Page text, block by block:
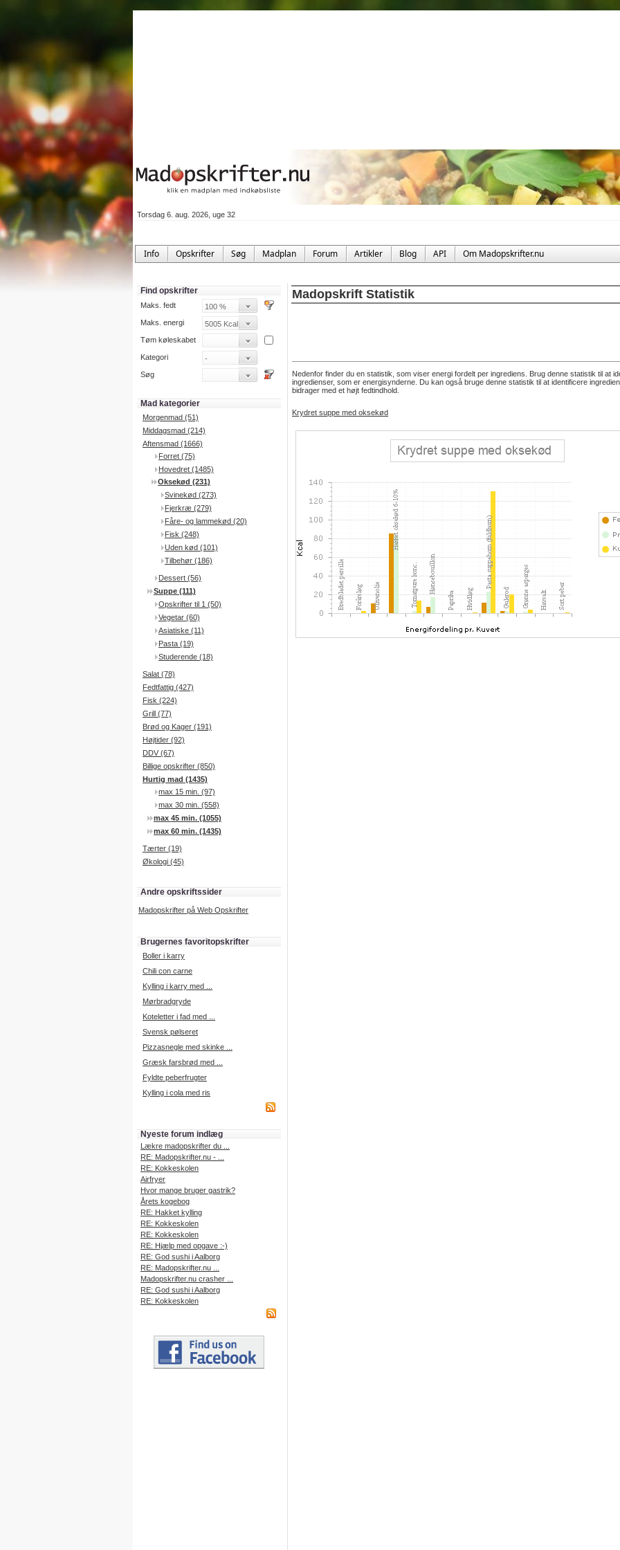
Torsdag 6. aug. 2026, uge 32
Info Opskrifter Søg Madplan Forum Artikler Blog API Om Madopskrifter.nu
Find opskrifter
Maks. fedt
Maks. energi
Tøm køleskabet
Kategori
Søg
Mad kategorier
Morgenmad (51)
Middagsmad (214)
Aftensmad (1666)
Forret (75)
Hovedret (1485)
Oksekød (231)
Svinekød (273)
Fjerkræ (279)
Fåre- og lammekød (20)
Fisk (248)
Uden kød (101)
Tilbehør (186)
Dessert (56)
Suppe (111)
Opskrifter til 1 (50)
Vegetar (60)
Asiatiske (11)
Pasta (19)
Studerende (18)
Salat (78)
Fedtfattig (427)
Fisk (224)
Grill (77)
Brød og Kager (191)
Højtider (92)
DDV (67)
Billige opskrifter (850)
Hurtig mad (1435)
max 15 min. (97)
max 30 min. (558)
max 45 min. (1055)
max 60 min. (1435)
Tærter (19)
Økologi (45)
Andre opskriftssider
Madopskrifter på Web Opskrifter
Brugernes favoritopskrifter
Boller i karry
Chili con carne
Kylling i karry med ...
Mørbradgryde
Koteletter i fad med ...
Svensk pølseret
Pizzasnegle med skinke ...
Græsk farsbrød med ...
Fyldte peberfrugter
Kylling i cola med ris
Nyeste forum indlæg
Lækre madopskrifter du ...
RE: Madopskrifter.nu - ...
RE: Kokkeskolen
Airfryer
Hvor mange bruger gastrik?
Årets kogebog
RE: Hakket kylling
RE: Kokkeskolen
RE: Kokkeskolen
RE: Hjælp med opgave :-)
RE: God sushi i Aalborg
RE: Madopskrifter.nu ...
Madopskrifter.nu crasher ...
RE: God sushi i Aalborg
RE: Kokkeskolen
Madopskrift Statistik
Nedenfor finder du en statistik, som viser energi fordelt per ingrediens. Brug denne statistik til at
ingredienser, som er energisynderne. Du kan også bruge denne statistik til at identificere
bidrager med et højt fedtindhold.
Krydret suppe med oksekød